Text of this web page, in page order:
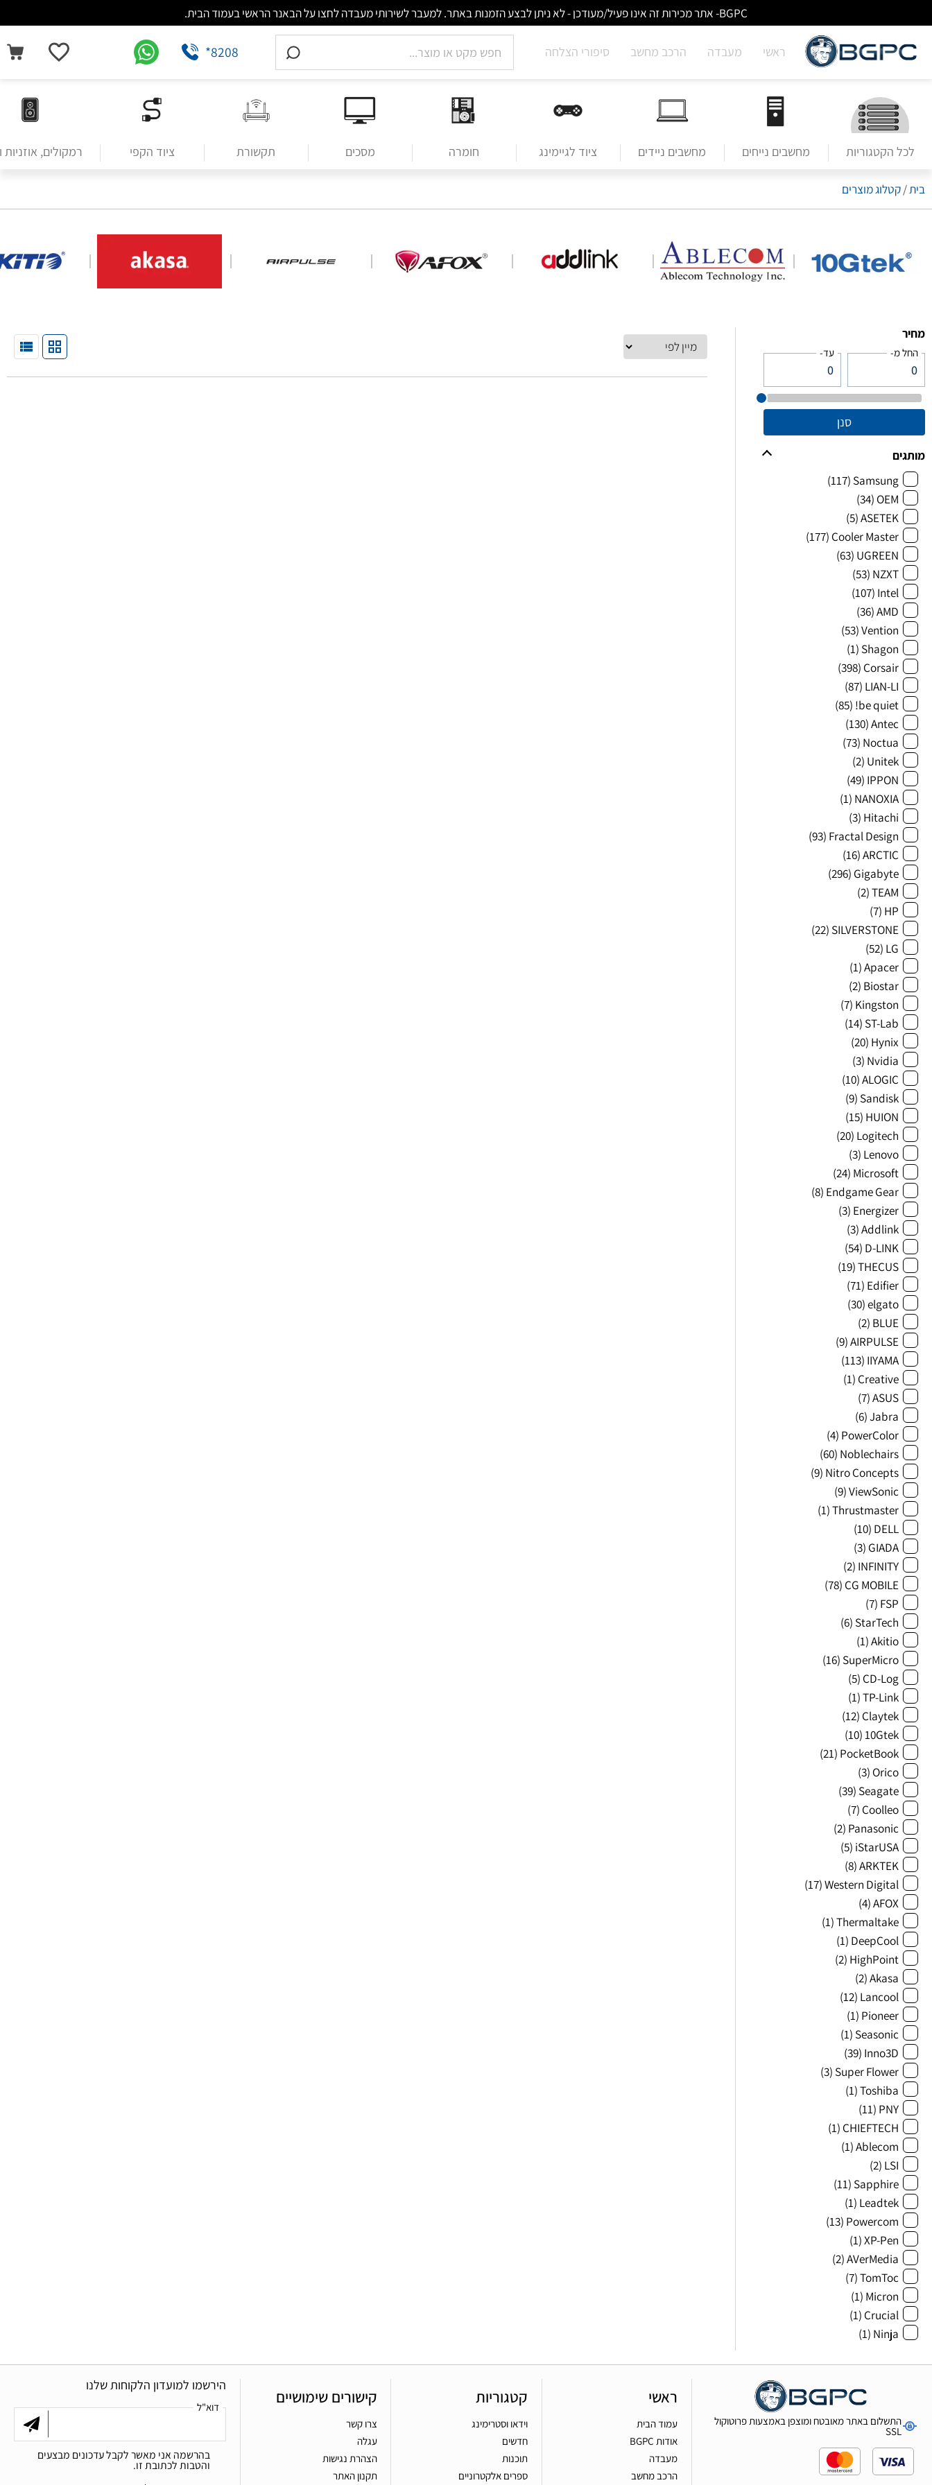
BGPC- אתר מכירות זה אינו פעיל/מעודכן - לא ניתן לבצע הזמנות באתר. למעבר לשירותי מעבדה לחצו על הבאנר הראשי בעמוד הבית.
ראשי מעבדה הרכב מחשב סיפורי הצלחה *8208
לכל הקטגוריות מחשבים נייחים מחשבים ניידים ציוד לגיימינג חומרה מסכים תקשורת ציוד הקפי רמקולים,
בית/קטלוג מוצרים
מחיר
החל מ- עד-
סנן
מותגים
Samsung
(117)
OEM
(34)
ASETEK
(5)
Cooler Master
(177)
UGREEN
(63)
NZXT
(53)
Intel
(107)
AMD
(36)
Vention
(53)
Shagon
(1)
Corsair
(398)
LIAN-LI
(87)
be quiet!
(85)
Antec
(130)
Noctua
(73)
Unitek
(2)
IPPON
(49)
NANOXIA
(1)
Hitachi
(3)
Fractal Design
(93)
ARCTIC
(16)
Gigabyte
(296)
TEAM
(2)
HP
(7)
SILVERSTONE
(22)
LG
(52)
Apacer
(1)
Biostar
(2)
Kingston
(7)
ST-Lab
(14)
Hynix
(20)
Nvidia
(3)
ALOGIC
(10)
Sandisk
(9)
HUION
(15)
Logitech
(20)
Lenovo
(3)
Microsoft
(24)
Endgame Gear
(8)
Energizer
(3)
Addlink
(3)
D-LINK
(54)
THECUS
(19)
Edifier
(71)
elgato
(30)
BLUE
(2)
AIRPULSE
(9)
IIYAMA
(113)
Creative
(1)
ASUS
(7)
Jabra
(6)
PowerColor
(4)
Noblechairs
(60)
Nitro Concepts
(9)
ViewSonic
(9)
Thrustmaster
(1)
DELL
(10)
GIADA
(3)
INFINITY
(2)
CG MOBILE
(78)
FSP
(7)
StarTech
(6)
Akitio
(1)
SuperMicro
(16)
CD-Log
(5)
TP-Link
(1)
Claytek
(12)
10Gtek
(10)
PocketBook
(21)
Orico
(3)
Seagate
(39)
Coolleo
(7)
Panasonic
(2)
iStarUSA
(5)
ARKTEK
(8)
Western Digital
(17)
AFOX
(4)
Thermaltake
(1)
DeepCool
(1)
HighPoint
(2)
Akasa
(2)
Lancool
(12)
Pioneer
(1)
Seasonic
(1)
Inno3D
(39)
Super Flower
(3)
Toshiba
(1)
PNY
(11)
CHIEFTECH
(1)
Ablecom
(1)
LSI
(2)
Sapphire
(11)
Leadtek
(1)
Powercom
(13)
XP-Pen
(1)
AVerMedia
(2)
TomToc
(7)
Micron
(1)
Crucial
(1)
Ninja
(1)
התשלום באתר מאובטח ומוצפן באמצעות פרוטוקול
SSL
ראשי
עמוד הבית
אודות BGPC
מעבדה
הרכב מחשב
קטגוריות
וידאו וסטרימינג
חדשים
תוכנות
ספרים אלקטרוניים
קישורים שימושיים
צרו קשר
עגלה
הצהרת נגישות
תקנון האתר
הירשמו למועדון הלקוחות שלנו
דוא"ל
בהרשמה אני מאשר לקבל עדכונים מבצעים
והטבות לכתובת זו.